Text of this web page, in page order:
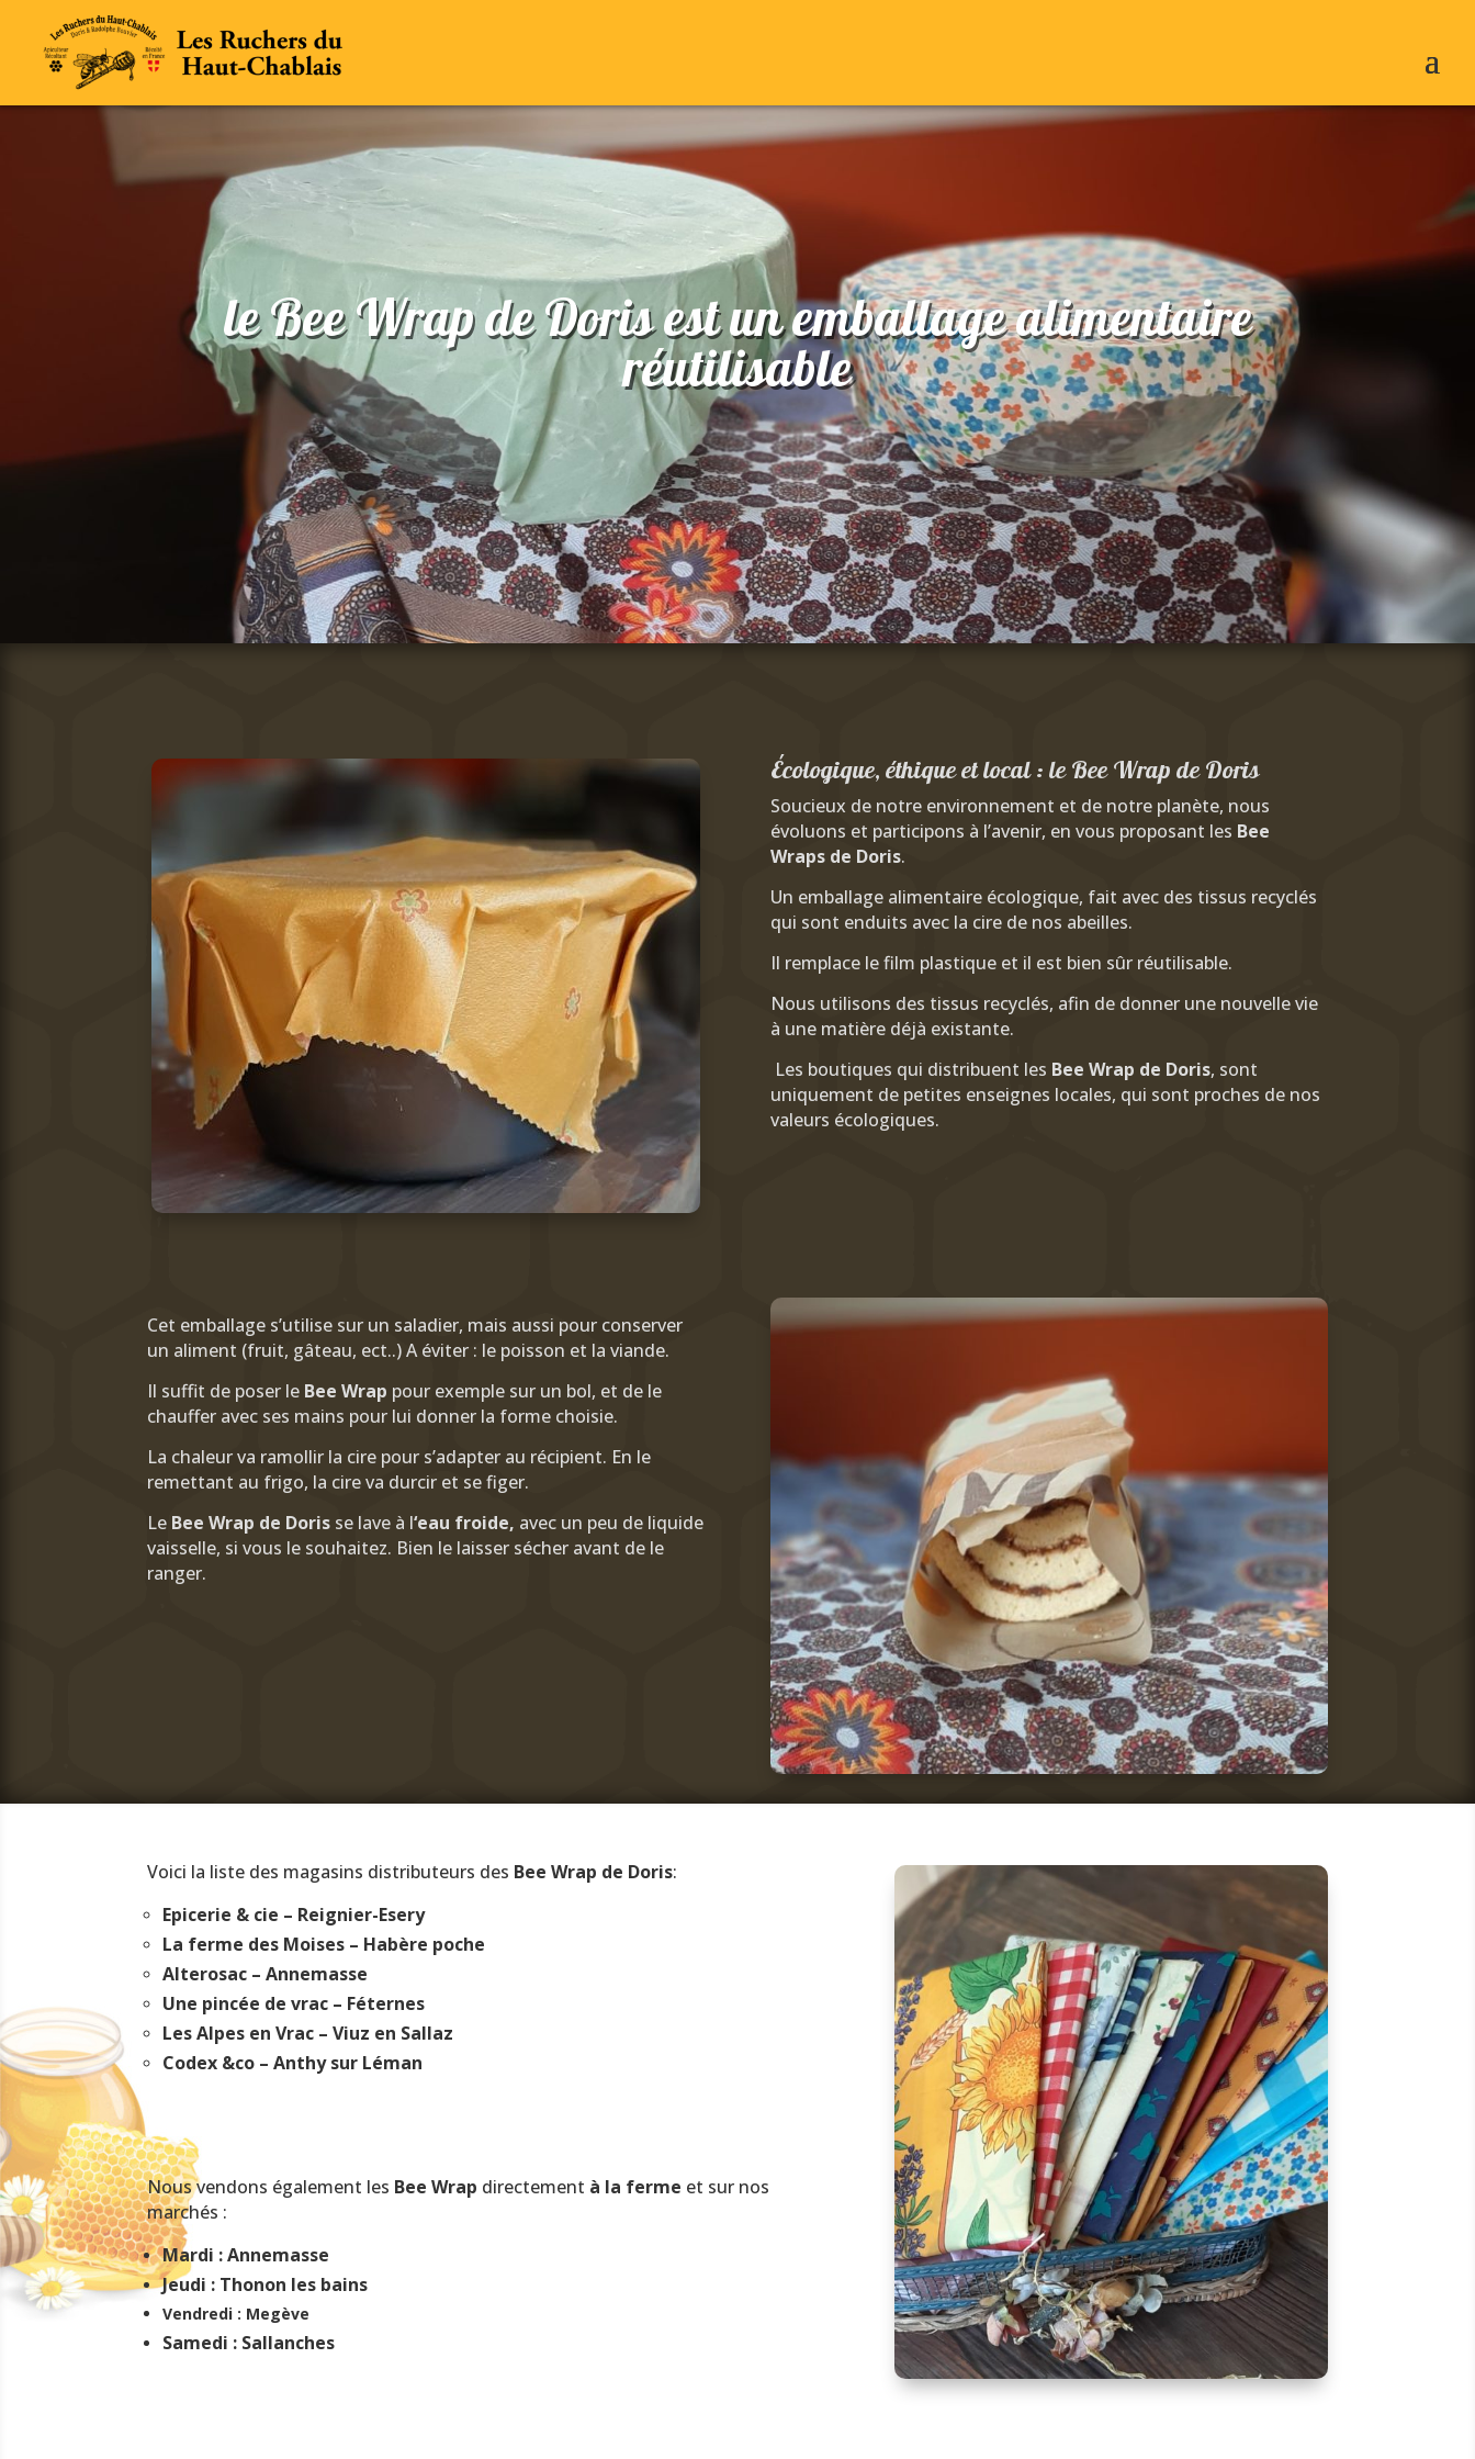
le Bee Wrap de Doris est un emballage alimentaire
réutilisable
Écologique, éthique et local : le Bee Wrap de Doris
Soucieux de notre environnement et de notre planète, nous
évoluons et participons à l’avenir, en vous proposant les Bee
Wraps de Doris.
Un emballage alimentaire écologique, fait avec des tissus recyclés
qui sont enduits avec la cire de nos abeilles.
Il remplace le film plastique et il est bien sûr réutilisable.
Nous utilisons des tissus recyclés, afin de donner une nouvelle vie
à une matière déjà existante.
Les boutiques qui distribuent les Bee Wrap de Doris, sont
uniquement de petites enseignes locales, qui sont proches de nos
valeurs écologiques.
Cet emballage s’utilise sur un saladier, mais aussi pour conserver
un aliment (fruit, gâteau, ect..) A éviter : le poisson et la viande.
Il suffit de poser le Bee Wrap pour exemple sur un bol, et de le
chauffer avec ses mains pour lui donner la forme choisie.
La chaleur va ramollir la cire pour s’adapter au récipient. En le
remettant au frigo, la cire va durcir et se figer.
Le Bee Wrap de Doris se lave à l‘eau froide, avec un peu de liquide
vaisselle, si vous le souhaitez. Bien le laisser sécher avant de le
ranger.
Voici la liste des magasins distributeurs des Bee Wrap de Doris:
Epicerie & cie – Reignier-Esery
La ferme des Moises – Habère poche
Alterosac – Annemasse
Une pincée de vrac – Féternes
Les Alpes en Vrac – Viuz en Sallaz
Codex &co – Anthy sur Léman
Nous vendons également les Bee Wrap directement à la ferme et sur nos
marchés :
Mardi : Annemasse
Jeudi : Thonon les bains
Vendredi : Megève
Samedi : Sallanches